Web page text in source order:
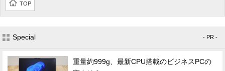
TOP
Special - PR -
重量約999g、最新CPU搭載のビジネスPCの